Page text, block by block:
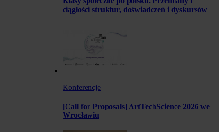
ciągłości struktur, doświadczeń i dyskursów
Konferencje
[Call for Proposals] ArtTechScience 2026 we
Wrocławiu